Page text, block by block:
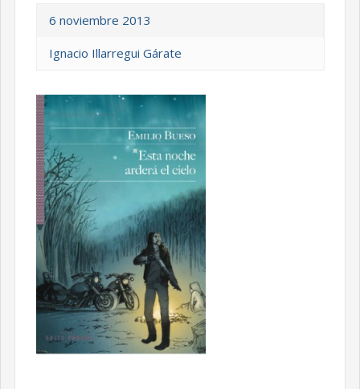
6 noviembre 2013
Ignacio Illarregui Gárate